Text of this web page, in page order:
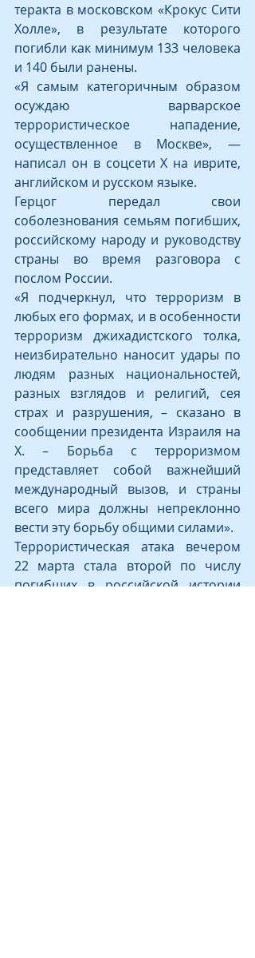
теракта в московском «Крокус Сити
Холле», в результате которого
погибли как минимум 133 человека
и 140 были ранены.
«Я самым категоричным образом
осуждаю варварское
террористическое нападение,
осуществленное в Москве», —
написал он в соцсети X на иврите,
английском и русском языке.
Герцог передал свои
соболезнования семьям погибших,
российскому народу и руководству
страны во время разговора с
послом России.
«Я подчеркнул, что терроризм в
любых его формах, и в особенности
терроризм джихадистского толка,
неизбирательно наносит удары по
людям разных национальностей,
разных взглядов и религий, сея
страх и разрушения, – сказано в
сообщении президента Израиля на
Х. – Борьба с терроризмом
представляет собой важнейший
международный вызов, и страны
всего мира должны непреклонно
вести эту борьбу общими силами».
Террористическая атака вечером
22 марта стала второй по числу
погибших в российской истории